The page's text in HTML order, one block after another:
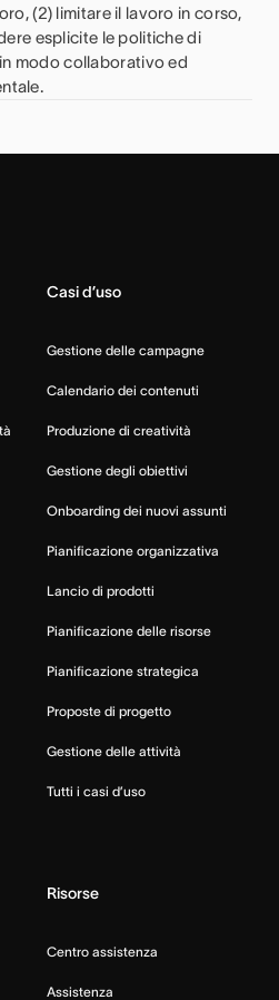
(2) limitare il lavoro in corso,
esplicite le politiche di
modo collaborativo ed
Casi d’uso
Gestione delle campagne
Calendario dei contenuti
Produzione di creatività
Gestione degli obiettivi
Onboarding dei nuovi assunti
Pianificazione organizzativa
Lancio di prodotti
Pianificazione delle risorse
Pianificazione strategica
Proposte di progetto
Gestione delle attività
Tutti i casi d’uso
Risorse
Centro assistenza
Assistenza